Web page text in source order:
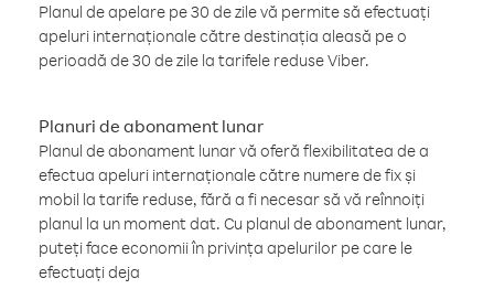
Planul de apelare pe 30 de zile vă permite să efectuați
apeluri internaționale către destinația aleasă pe o
perioadă de 30 de zile la tarifele reduse Viber.
Planuri de abonament lunar
Planul de abonament lunar vă oferă flexibilitatea de a
efectua apeluri internaționale către numere de fix și
mobil la tarife reduse, fără a fi necesar să vă reînnoiți
planul la un moment dat. Cu planul de abonament lunar,
puteți face economii în privința apelurilor pe care le
efectuați deja